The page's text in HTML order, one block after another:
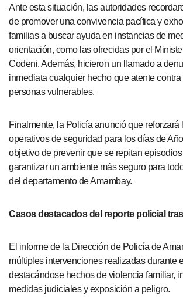
Ante esta situación, las autoridades
de promover una convivencia pacífica y
familias a buscar ayuda en instancias de
orientación, como las ofrecidas por el
Codeni. Además, hicieron un llamado a
inmediata cualquier hecho que atente
personas vulnerables.
Finalmente, la Policía anunció que reforzará
operativos de seguridad para los días de
objetivo de prevenir que se repitan
garantizar un ambiente más seguro para
del departamento de Amambay.
Casos destacados del reporte policial
El informe de la Dirección de Policía de
múltiples intervenciones realizadas durante
destacándose hechos de violencia familiar,
medidas judiciales y exposición a peligro.